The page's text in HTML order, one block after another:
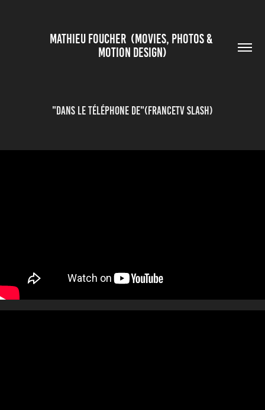
MATHIEU FOUCHER  (MOVIES, PHOTOS &
MOTION DESIGN)
"Dans le Téléphone de"(FranceTv Slash)